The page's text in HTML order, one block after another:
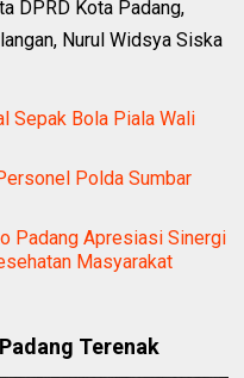
DPRD Kota Padang,
Nurul Widsya Siska
Sepak Bola Piala Wali
Polda Sumbar
Padang Apresiasi Sinergi
Masyarakat
Terenak